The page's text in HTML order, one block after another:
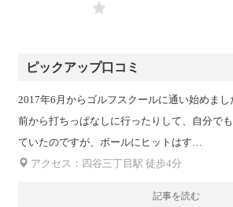
ピックアップ口コミ
2017年6月からゴルフスクールに通い始めまし
前から打ちっぱなしに行ったりして、自分で
ていたのですが、ボールにヒットはす…
アクセス：四谷三丁目駅 徒步4分
記事を読む